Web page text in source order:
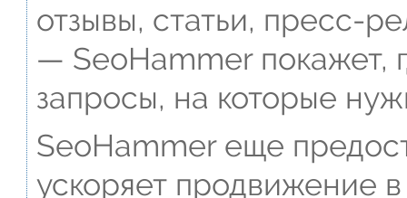
отзывы, статьи, пресс-
— SeoHammer покажет,
запросы, на которые
SeoHammer еще
ускоряет продвижение